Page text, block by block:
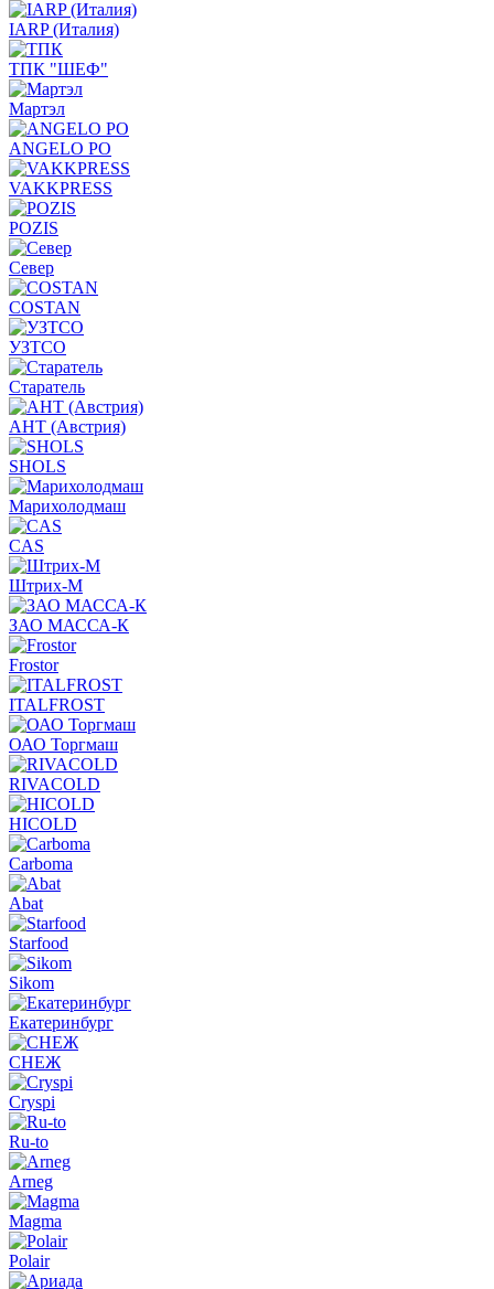
IARP (Италия)
ТПК "ШЕФ"
Мартэл
ANGELO PO
VAKKPRESS
POZIS
Север
COSTAN
УЗТСО
Старатель
АНТ (Австрия)
SHOLS
Марихолодмаш
CAS
Штрих-М
ЗАО МАССА-К
Frostor
ITALFROST
ОАО Торгмаш
RIVACOLD
HICOLD
Carboma
Abat
Starfood
Sikom
Екатеринбург
СНЕЖ
Cryspi
Ru-to
Arneg
Magma
Polair